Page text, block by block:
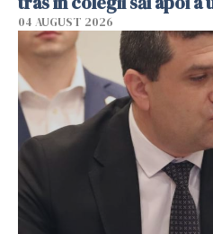
04 AUGUST 2026